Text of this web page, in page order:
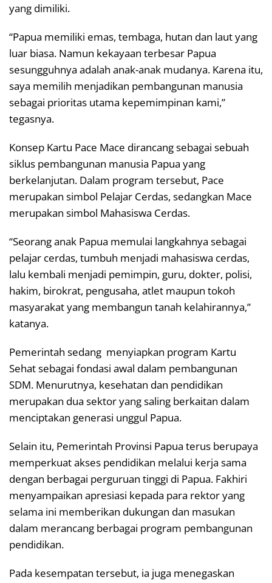
yang dimiliki.
“Papua memiliki emas, tembaga, hutan dan laut yang
luar biasa. Namun kekayaan terbesar Papua
sesungguhnya adalah anak-anak mudanya. Karena itu,
saya memilih menjadikan pembangunan manusia
sebagai prioritas utama kepemimpinan kami,”
tegasnya.
Konsep Kartu Pace Mace dirancang sebagai sebuah
siklus pembangunan manusia Papua yang
berkelanjutan. Dalam program tersebut, Pace
merupakan simbol Pelajar Cerdas, sedangkan Mace
merupakan simbol Mahasiswa Cerdas.
“Seorang anak Papua memulai langkahnya sebagai
pelajar cerdas, tumbuh menjadi mahasiswa cerdas,
lalu kembali menjadi pemimpin, guru, dokter, polisi,
hakim, birokrat, pengusaha, atlet maupun tokoh
masyarakat yang membangun tanah kelahirannya,”
katanya.
Pemerintah sedang menyiapkan program Kartu
Sehat sebagai fondasi awal dalam pembangunan
SDM. Menurutnya, kesehatan dan pendidikan
merupakan dua sektor yang saling berkaitan dalam
menciptakan generasi unggul Papua.
Selain itu, Pemerintah Provinsi Papua terus berupaya
memperkuat akses pendidikan melalui kerja sama
dengan berbagai perguruan tinggi di Papua. Fakhiri
menyampaikan apresiasi kepada para rektor yang
selama ini memberikan dukungan dan masukan
dalam merancang berbagai program pembangunan
pendidikan.
Pada kesempatan tersebut, ia juga menegaskan